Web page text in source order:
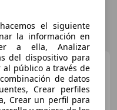
A1Sportback 25 TFSI
el siguiente
la información en
a ella, Analizar
del dispositivo para
público a través de
de datos
Crear perfiles
Crear un perfil para